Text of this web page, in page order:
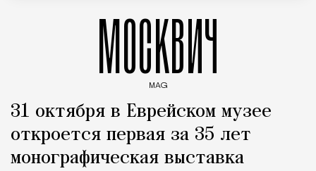
МОСКВИЧ
MAG
31 октября в Еврейском музее
откроется первая за 35 лет
монографическая выставка